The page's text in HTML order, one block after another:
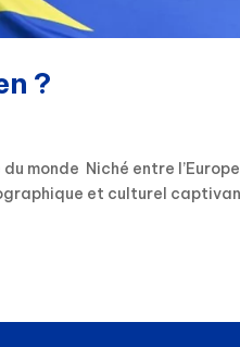
?
monde Niché entre
et culturel